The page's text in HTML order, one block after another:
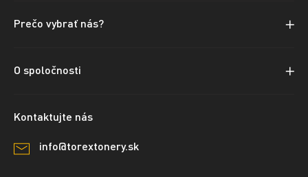
Prečo vybrať nás?
O spoločnosti
Kontaktujte nás
info@torextonery.sk